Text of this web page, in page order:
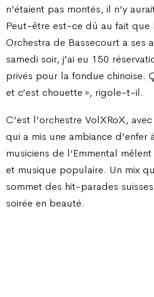
n’étaient pas montés, il n’y
Peut-être est-ce dû au fait que
Orchestra de Bassecourt a ses
samedi soir, j’ai eu 150
privés pour la fondue chinoise.
et c’est chouette », rigole-t-il.
C’est l’orchestre VolXRoX,
qui a mis une ambiance d’enfer
musiciens de l’Emmental
et musique populaire. Un mix
sommet des hit-parades
soirée en beauté.